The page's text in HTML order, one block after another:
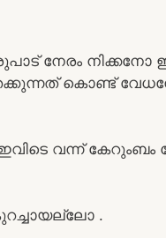
നേരം നിക്കനോ
കൊണ്ട്
വന്ന് കേറുംബം
.